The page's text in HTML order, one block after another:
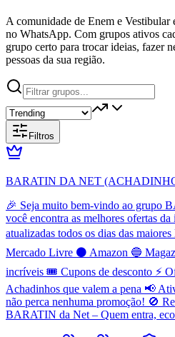
A comunidade de Enem e Vestibular
no WhatsApp. Com grupos ativos
grupo certo para trocar ideias, fazer
pessoas da sua região.
Filtros
BARATIN DA NET
🎉 Seja muito bem-vindo ao grupo
você encontra as melhores ofertas
atualizadas todos os dias das
Mercado Livre ⚫ Amazon 🔵
incríveis 🎟️ Cupons de desconto ⚡
Achadinhos que valem a pena 📢
não perca nenhuma promoção! 🚫
BARATIN da Net – Quem entra,